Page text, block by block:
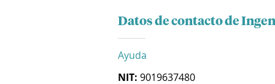
Datos de contacto de
Ayuda
NIT: 9019637480